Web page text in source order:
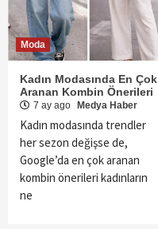
Moda
Kadın Modasında En Çok
Aranan Kombin Önerileri
7 ay ago Medya Haber
Kadın modasında trendler
her sezon değişse de,
Google’da en çok aranan
kombin önerileri kadınların
ne